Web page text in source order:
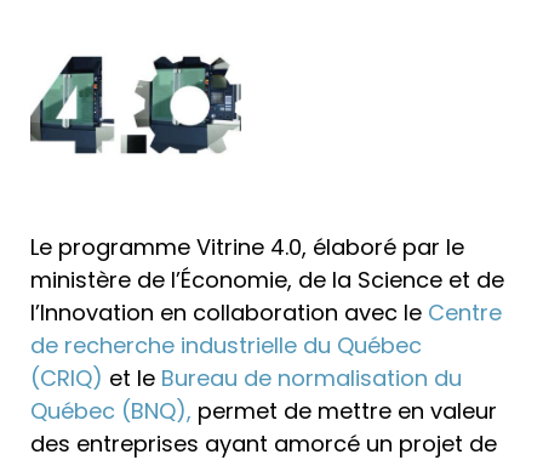
Le programme Vitrine 4.0, élaboré par le
ministère de l’Économie, de la Science et de
l’Innovation en collaboration avec le Centre
de recherche industrielle du Québec
(CRIQ) et le Bureau de normalisation du
Québec (BNQ), permet de mettre en valeur
des entreprises ayant amorcé un projet de